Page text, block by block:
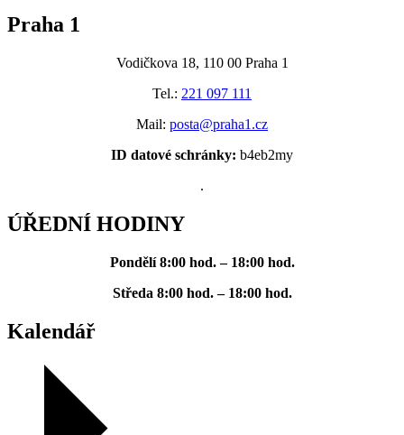
Praha 1
Vodičkova 18, 110 00 Praha 1
Tel.: 221 097 111
Mail: posta@praha1.cz
ID datové schránky: b4eb2my
.
ÚŘEDNÍ HODINY
Pondělí 8:00 hod. – 18:00 hod.
Středa 8:00 hod. – 18:00 hod.
Kalendář